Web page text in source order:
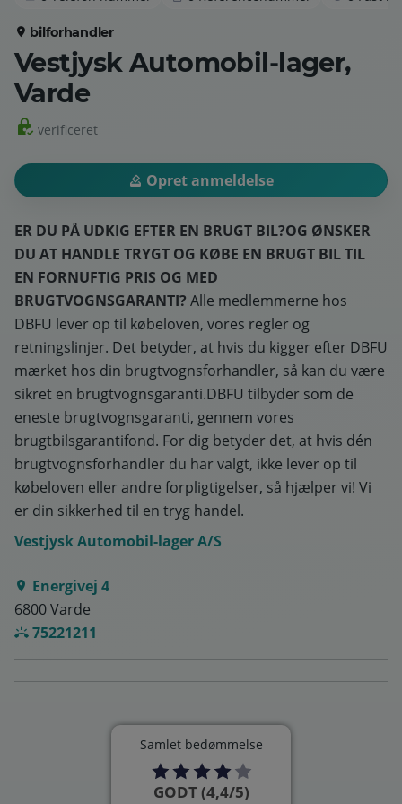
bilforhandler
Vestjysk Automobil-lager,
Varde
verificeret
Opret anmeldelse
ER DU PÅ UDKIG EFTER EN BRUGT BIL?OG ØNSKER
DU AT HANDLE TRYGT OG KØBE EN BRUGT BIL TIL
EN FORNUFTIG PRIS OG MED
BRUGTVOGNSGARANTI? Alle medlemmerne hos
DBFU lever op til købeloven, vores regler og
retningslinjer. Det betyder, at hvis du kigger efter DBFU
mærket hos din brugtvognsforhandler, så kan du være
sikret en brugtvognsgaranti.DBFU tilbyder som de
eneste brugtvognsgaranti, gennem vores
brugtbilsgarantifond. For dig betyder det, at hvis dén
brugtvognsforhandler du har valgt, ikke lever op til
købeloven eller andre forpligtigelser, så hjælper vi! Vi
er din sikkerhed til en tryg handel.
Vestjysk Automobil-lager A/S
Energivej 4
6800 Varde
75221211
Samlet bedømmelse
GODT (4,4/5)